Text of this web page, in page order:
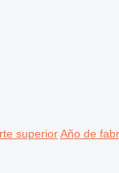
superior Año de